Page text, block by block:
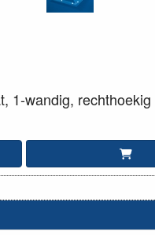
1-wandig, rechthoekig